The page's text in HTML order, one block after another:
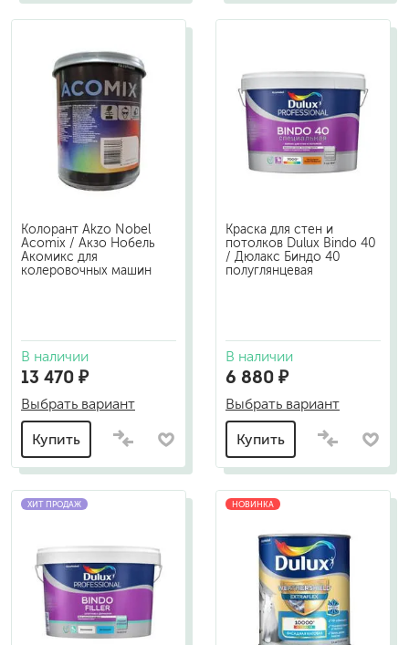
Колорант Akzo Nobel
Acomix / Акзо Нобель
Акомикс для
колеровочных машин
В наличии
13 470 ₽
Выбрать вариант
Купить
Краска для стен и
потолков Dulux Bindo 40
/ Дюлакс Биндо 40
полуглянцевая
В наличии
6 880 ₽
Выбрать вариант
Купить
ХИТ ПРОДАЖ НОВИНКА